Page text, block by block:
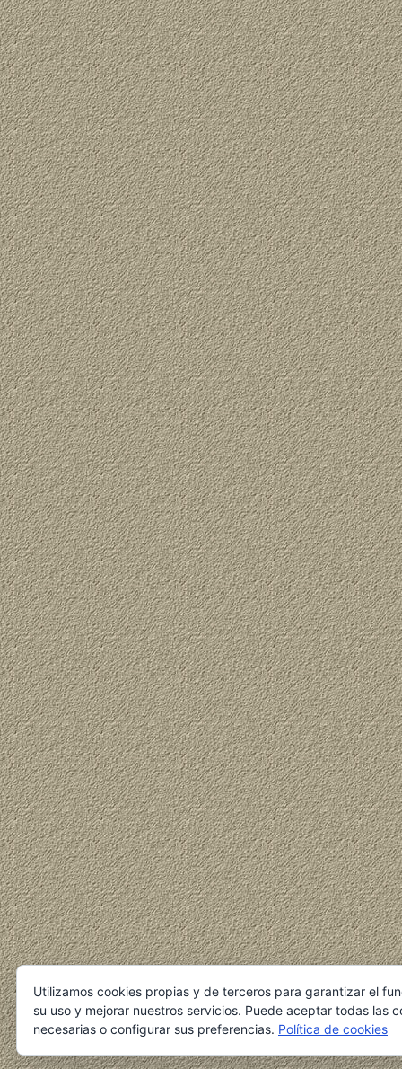
Utilizamos cookies propias y de terceros para garantizar el
su uso y mejorar nuestros servicios. Puede aceptar todas las
necesarias o configurar sus preferencias. Política de cookies